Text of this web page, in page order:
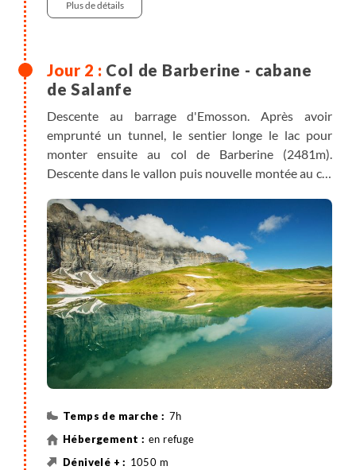
Plus de détails
Col de Barberine - cabane
de Salanfe
Descente au barrage d'Emosson. Après avoir
emprunté un tunnel, le sentier longe le lac pour
monter ensuite au col de Barberine (2481m).
Descente dans le vallon puis nouvelle montée au col
le Ruan et la Tour Salière (3220m). Descente vers le
lac de barrage de Salanfe, assis entre deux nappes
géologiques. Nuit en refuge au bord du lac, sans les
bagages.
7h
en refuge
1050 m